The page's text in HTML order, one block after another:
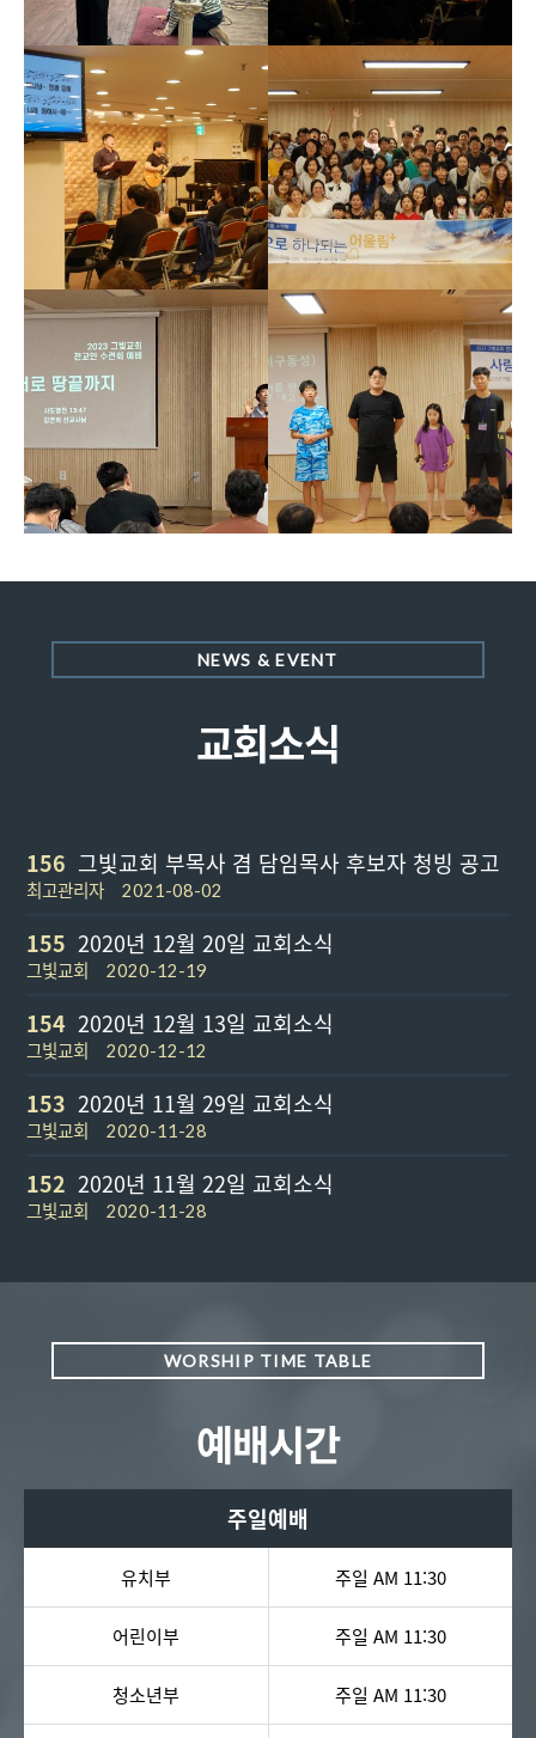
NEWS & EVENT
교회소식
156 그빛교회 부목사 겸 담임목사 후보자 청빙 공고
최고관리자 2021-08-02
155 2020년 12월 20일 교회소식
그빛교회 2020-12-19
154 2020년 12월 13일 교회소식
그빛교회 2020-12-12
153 2020년 11월 29일 교회소식
그빛교회 2020-11-28
152 2020년 11월 22일 교회소식
그빛교회 2020-11-28
WORSHIP TIME TABLE
예배시간
주일예배
유치부 주일 AM 11:30
어린이부 주일 AM 11:30
청소년부 주일 AM 11:30